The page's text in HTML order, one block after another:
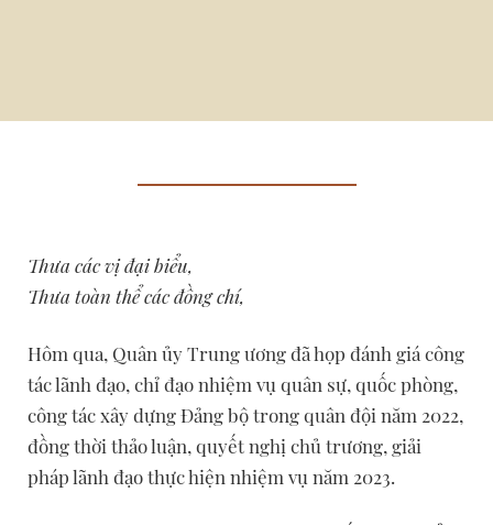
Thưa các vị đại biểu,
Thưa toàn thể các đồng chí,
Hôm qua, Quân ủy Trung ương đã họp đánh giá công
tác lãnh đạo, chỉ đạo nhiệm vụ quân sự, quốc phòng,
công tác xây dựng Đảng bộ trong quân đội năm 2022,
đồng thời thảo luận, quyết nghị chủ trương, giải
pháp lãnh đạo thực hiện nhiệm vụ năm 2023.